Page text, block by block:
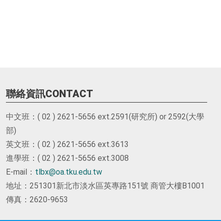
聯絡資訊CONTACT
中文班：( 02 ) 2621-5656 ext.2591(研究所) or 2592(大學
部)
英文班：( 02 ) 2621-5656 ext.3613
進學班：( 02 ) 2621-5656 ext.3008
E-mail： tlbx@oa.tku.edu.tw
地址：251301新北市淡水區英專路151號 商管大樓B1001
傳真：2620-9653